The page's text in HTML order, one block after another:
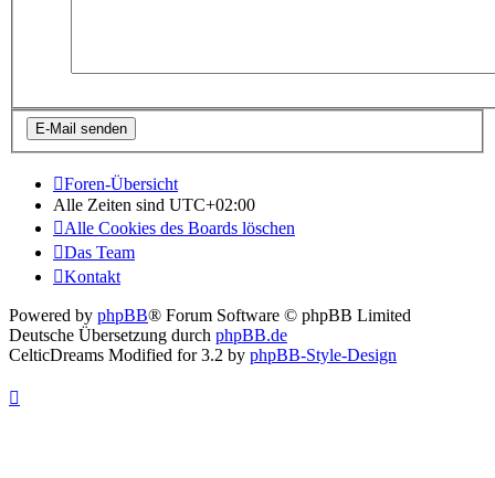
Foren-Übersicht
Alle Zeiten sind UTC+02:00
Alle Cookies des Boards löschen
Das Team
Kontakt
Powered by phpBB® Forum Software © phpBB Limited
Deutsche Übersetzung durch phpBB.de
CelticDreams Modified for 3.2 by phpBB-Style-Design